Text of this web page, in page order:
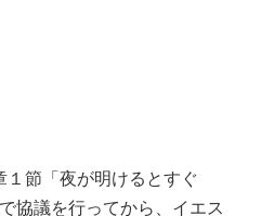
節「夜が明けるとすぐ
協議を行ってから、イエス